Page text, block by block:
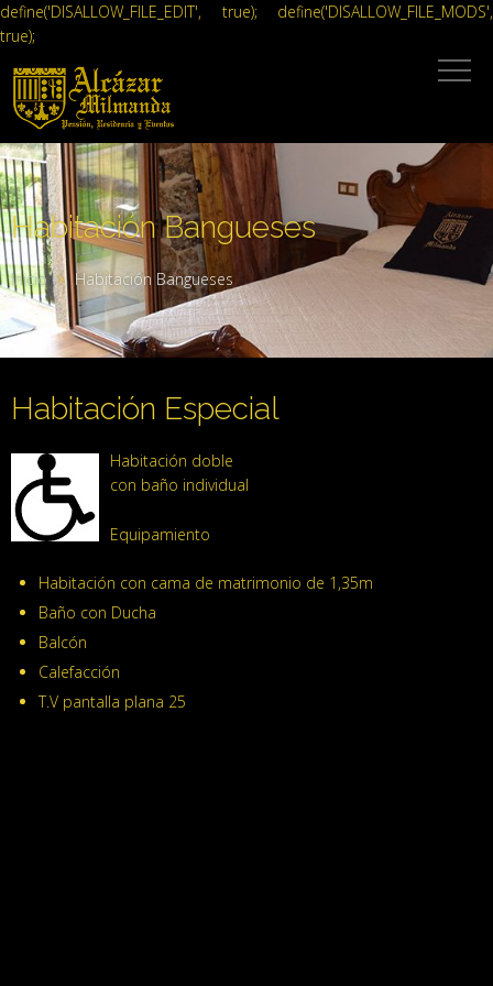
define('DISALLOW_FILE_EDIT', true); define('DISALLOW_FILE_MODS',
true);
Habitación Bangueses
Inicio Habitación Bangueses
Habitación Especial
Habitación doble
con baño individual
Equipamiento
Habitación con cama de matrimonio de 1,35m
Baño con Ducha
Balcón
Calefacción
T.V pantalla plana 25